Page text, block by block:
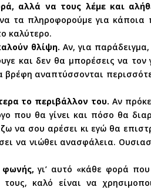
αλλά να τους λέμε και
τα πληροφορούμε για
καλύτερο.
θλίψη. Αν, για
και δεν θα μπορέσεις να τον
αναπτύσσονται
το περιβάλλον του. Αν
που θα γίνει και πόσο θα
να σου αρέσει κι εγώ θα
να νιώθει ανασφάλεια.
φωνής, γι’ αυτό «κάθε φορά
καλό είναι να